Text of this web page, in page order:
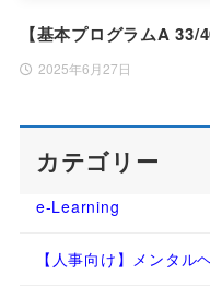
【基本プログラムA
2025年6月27日
カテゴリー
e-Learning
【人事向け】メンタル